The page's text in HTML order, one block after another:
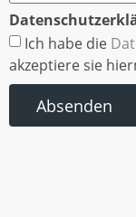
Ich habe die
akzeptiere sie
Absenden